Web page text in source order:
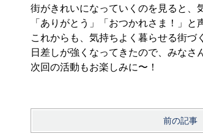
街がきれいになっていくのを見ると、
「ありがとう」「おつかれさま！」
これからも、気持ちよく暮らせる街づ
日差しが強くなってきたので、みなさ
次回の活動もお楽しみに〜！
前の記事